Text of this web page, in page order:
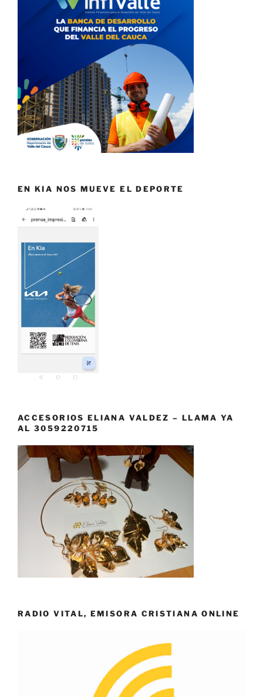
EN KIA NOS MUEVE EL DEPORTE
ACCESORIOS ELIANA VALDEZ – LLAMA YA
AL 3059220715
RADIO VITAL, EMISORA CRISTIANA ONLINE